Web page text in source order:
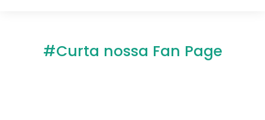
#Curta nossa Fan Page